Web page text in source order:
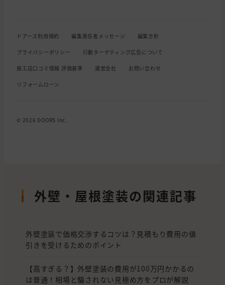
ドアーズ利用規約 編集責任者メッセージ 編集方針
プライバシーポリシー 行動ターゲティング広告について
施工店口コミ情報 評価基準 運営会社 お問い合わせ
リフォームローン
© 2026 DOORS Inc.
外壁・屋根塗装の関連記事
外壁塗装で価格交渉するコツは？見積もり費用の値
引きを受けるためのポイント
【高すぎる？】外壁塗装の費用が100万円かかるの
は普通！相場と騙されない見極め方をプロが解説